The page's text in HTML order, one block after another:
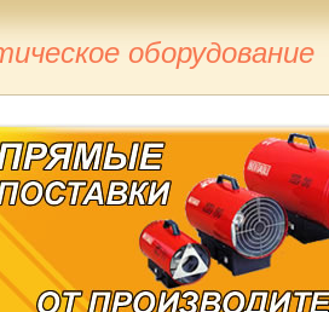
оборудование